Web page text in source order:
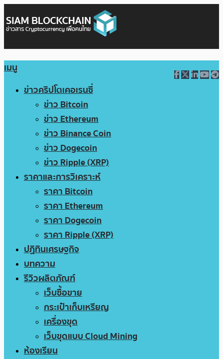
เมนู
ข่าวคริปโตเคอเรนซี่
ข่าว Bitcoin
ข่าว Ethereum
ข่าว Binance Coin
ข่าว Dogecoin
ข่าว Ripple (XRP)
ราคาและการวิเคราะห์
ราคา Bitcoin
ราคา Ethereum
ราคา Dogecoin
ราคา Ripple (XRP)
ปฏิทินเศรษฐกิจ
บทความ
รีวิวผลิตภัณฑ์
เว็บซื้อขาย
กระเป๋าเก็บเหรียญ
เครื่องขุด
เว็บขุดแบบ Cloud Mining
ห้องเรียน